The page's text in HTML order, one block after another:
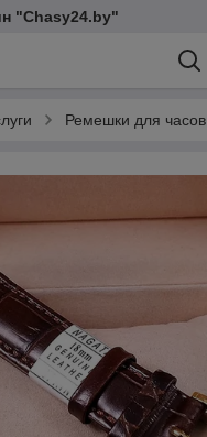
"Chasy24.by"
Ремешки для часов